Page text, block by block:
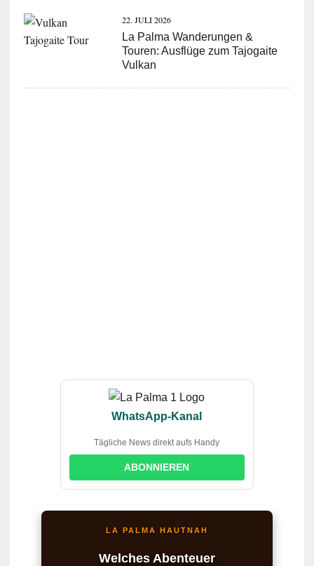
22. JULI 2026
La Palma Wanderungen &
Touren: Ausflüge zum Tajogaite
Vulkan
WhatsApp-Kanal
Tägliche News direkt aufs Handy
ABONNIEREN
LA PALMA HAUTNAH
Welches Abenteuer